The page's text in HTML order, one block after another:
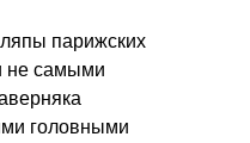
парижских
не самыми
головными